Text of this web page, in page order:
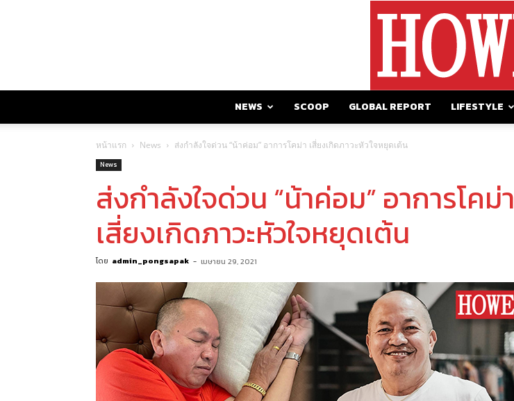
NEWS SCOOP GLOBAL REPORT LIFESTYLE
หน้าแรก News ส่งกำลังใจด่วน “น้าค่อม” อาการโคม่า เสี่ยงเกิดภาวะหัวใจหยุดเต้น
News
ส่งกำลังใจด่วน “น้าค่อม” อาการโคม่า
เสี่ยงเกิดภาวะหัวใจหยุดเต้น
โดย admin_pongsapak - เมษายน 29, 2021